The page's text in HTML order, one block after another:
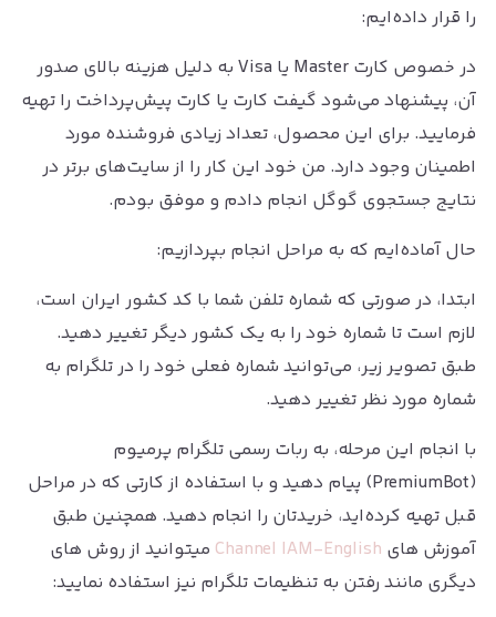
را قرار داده‌ایم:
در خصوص کارت Master یا Visa به دلیل هزینه بالای صدور
آن، پیشنهاد می‌شود گیفت کارت یا کارت پیش‌پرداخت را تهیه
فرمایید. برای این محصول، تعداد زیادی فروشنده مورد
اطمینان وجود دارد. من خود این کار را از سایت‌های برتر در
نتایج جستجوی گوگل انجام دادم و موفق بودم.
حال آماده‌ایم که به مراحل انجام بپردازیم:‌
ابتدا، در صورتی که شماره تلفن شما با کد کشور ایران است،
لازم است تا شماره خود را به یک کشور دیگر تغییر دهید.
طبق تصویر زیر، می‌توانید شماره فعلی خود را در تلگرام به
شماره مورد نظر تغییر دهید.‌
با انجام این مرحله، به ربات رسمی تلگرام پرمیوم
(PremiumBot) پیام دهید و با استفاده از کارتی که در مراحل
قبل تهیه کرده‌اید، خریدتان را انجام دهید. همچنین طبق
آموزش های Channel IAM-English میتوانید از روش های
دیگری مانند رفتن به تنظیمات تلگرام نیز استفاده نمایید: